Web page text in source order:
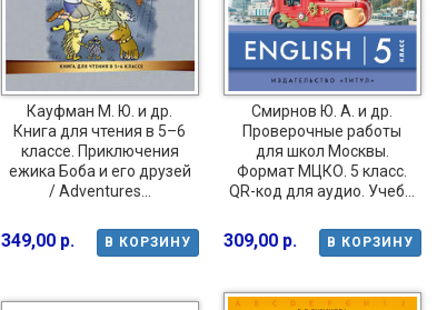
Кауфман М. Ю. и др.
Книга для чтения в 5–6
классе. Приключения
ежика Боба и его друзей
/ Adventures...
В КОРЗИНУ
349,00 р.
Смирнов Ю. А. и др.
Проверочные работы
для школ Москвы.
Формат МЦКО. 5 класс.
QR-код для аудио. Учеб...
В КОРЗИНУ
309,00 р.